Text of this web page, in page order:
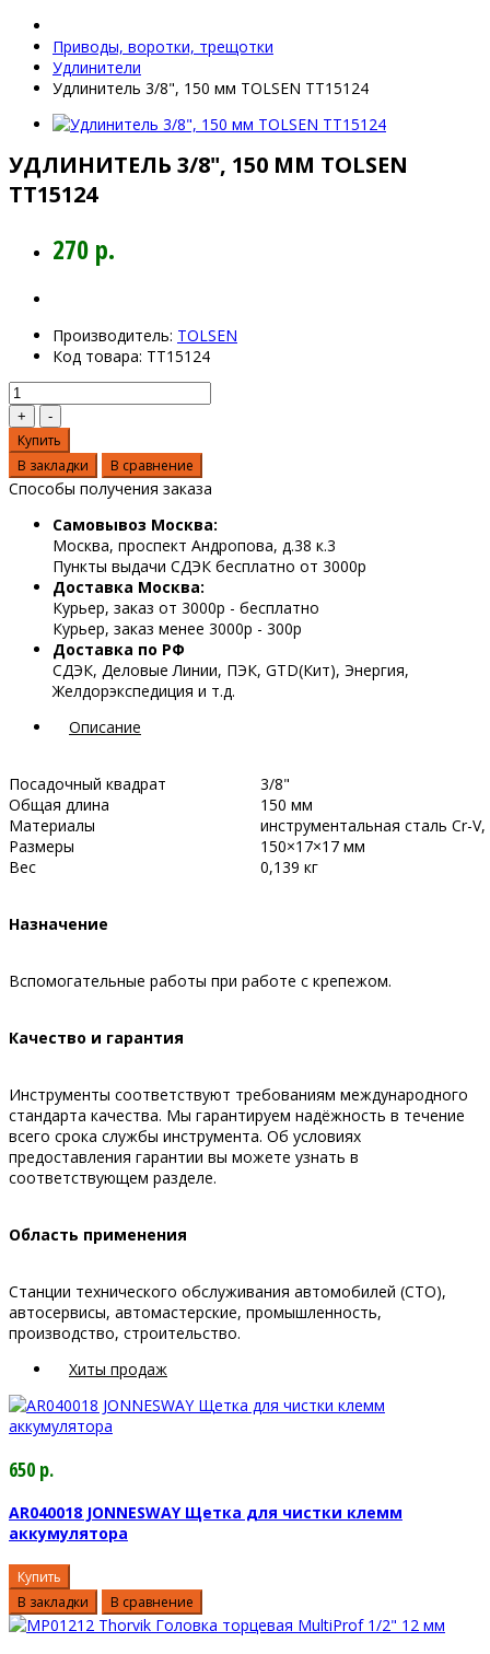
Приводы, воротки, трещотки
Удлинители
Удлинитель 3/8", 150 мм TOLSEN TT15124
УДЛИНИТЕЛЬ 3/8", 150 ММ TOLSEN
TT15124
270 р.
Производитель: TOLSEN
Код товара: TT15124
Купить
В закладки
В сравнение
Способы получения заказа
Самовывоз Москва:
Москва, проспект Андропова, д.38 к.3
Пункты выдачи СДЭК бесплатно от 3000р
Доставка Москва:
Курьер, заказ от 3000р - бесплатно
Курьер, заказ менее 3000р - 300р
Доставка по РФ
СДЭК, Деловые Линии, ПЭК, GTD(Кит), Энергия,
Желдорэкспедиция и т.д.
Описание
Посадочный квадрат
3/8"
Общая длина
150 мм
Материалы
инструментальная сталь Cr-
Размеры
150×17×17 мм
Вес
0,139 кг
Назначение
Вспомогательные работы при работе с крепежом.
Качество и гарантия
Инструменты соответствуют требованиям международного
стандарта качества. Мы гарантируем надёжность в течение
всего срока службы инструмента. Об условиях
предоставления гарантии вы можете узнать в
соответствующем разделе.
Область применения
Станции технического обслуживания автомобилей (СТО),
автосервисы, автомастерские, промышленность,
производство, строительство.
Хиты продаж
650 р.
AR040018 JONNESWAY Щетка для чистки клемм
аккумулятора
Купить
В закладки
В сравнение